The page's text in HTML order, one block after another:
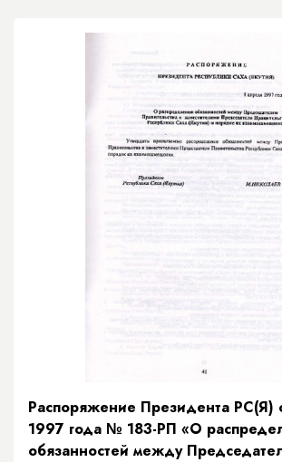
Распоряжение Президента РС(Я)
1997 года № 183-РП «О
обязанностей между